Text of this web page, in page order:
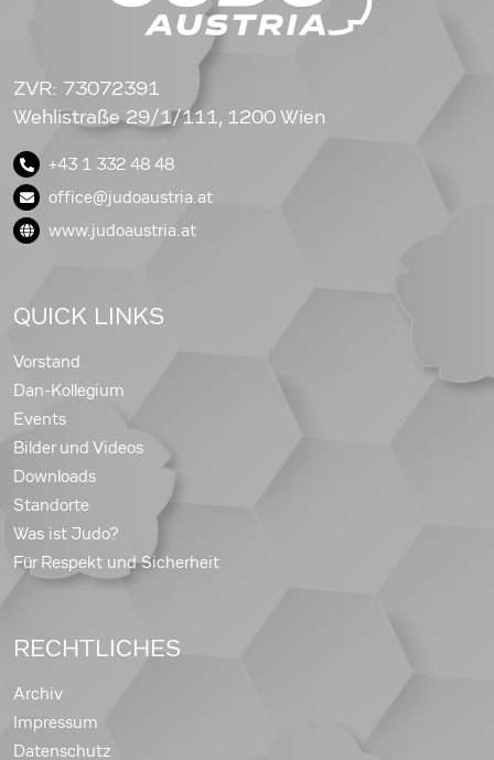
ZVR: 73072391
Wehlistraße 29/1/111, 1200 Wien
+43 1 332 48 48
office@judoaustria.at
www.judoaustria.at
QUICK LINKS
Vorstand
Dan-Kollegium
Events
Bilder und Videos
Downloads
Standorte
Was ist Judo?
Für Respekt und Sicherheit
RECHTLICHES
Archiv
Impressum
Datenschutz